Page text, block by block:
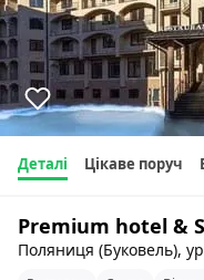
Деталі Цікаве поруч
Premium hotel &
Поляниця (Буковель),